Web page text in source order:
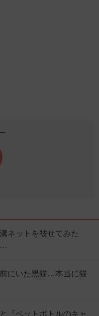
ネットを被せてみた
…
にいた黒猫…本当に猫
『ペットボトルのキャ